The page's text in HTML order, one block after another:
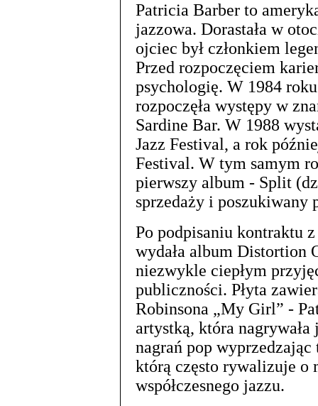
Patricia Barber to
jazzowa. Dorastała w
ojciec był członkiem
Przed rozpoczęciem
psychologię. W 1984
rozpoczęła występy w
Sardine Bar. W 1988
Jazz Festival, a rok
Festival. W tym samym
pierwszy album - Split
sprzedaży i poszukiwany
Po podpisaniu kontraktu
wydała album Distortion
niezwykle ciepłym
publiczności. Płyta
Robinsona „My Girl” -
artystką, która nagrywała
nagrań pop
którą często rywalizuje o
współczesnego jazzu.